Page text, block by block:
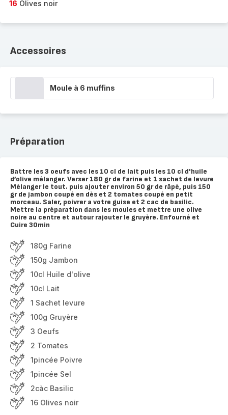
16 Olives noir
Accessoires
Moule à 6 muffins
Préparation
Battre les 3 oeufs avec les 10 cl de lait puis les 10 cl d'huile
d’olive mélanger. Verser 180 gr de farine et 1 sachet de levure
Mélanger le tout. puis ajouter environ 50 gr de râpé, puis 150
gr de jambon coupé en dès et 2 tomates coupé en petit
morceau. Saler, poivrer a votre guise et 2 cac de basilic.
Mettre la préparation dans les moules et mettre une olive
noire au centre et autour rajouter le gruyère. Enfourné et
Cuire 30min
180g Farine
150g Jambon
10cl Huile d'olive
10cl Lait
1 Sachet levure
100g Gruyère
3 Oeufs
2 Tomates
1pincée Poivre
1pincée Sel
2càc Basilic
16 Olives noir